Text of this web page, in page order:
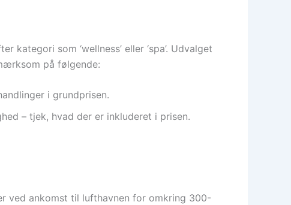
som ‘wellness’ eller ‘spa’. Udvalget
på følgende:
i grundprisen.
– tjek, hvad der er inkluderet i prisen.
ved ankomst til lufthavnen for omkring 300-